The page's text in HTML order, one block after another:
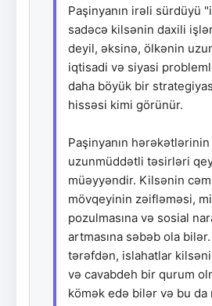
Paşinyanın irəli sürdüyü
sadəcə kilsənin daxili
deyil, əksinə, ölkənin
iqtisadi və siyasi
daha böyük bir
hissəsi kimi görünür.
Paşinyanın hərəkətlərinin
uzunmüddətli təsirləri
müəyyəndir. Kilsənin
mövqeyinin zəifləməsi,
pozulmasına və sosial
artmasına səbəb ola
tərəfdən, islahatlar
və cavabdeh bir qurum
kömək edə bilər və bu da